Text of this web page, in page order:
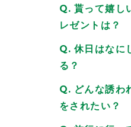
2026/06/
2026/03/
2026/02/
いつも応
貰って嬉し
レゼントは？
休日はなに
る？
どんな誘わ
をされたい？